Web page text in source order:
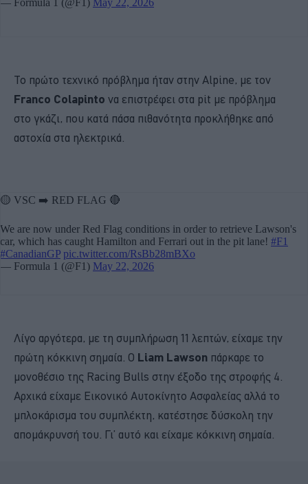
Το πρώτο τεχνικό πρόβλημα ήταν στην Alpine, με τον
Franco Colapinto να επιστρέφει στα pit με πρόβλημα
στο γκάζι, που κατά πάσα πιθανότητα προκλήθηκε από
αστοχία στα ηλεκτρικά.
Λίγο αργότερα, με τη συμπλήρωση 11 λεπτών, είχαμε την
πρώτη κόκκινη σημαία. Ο Liam Lawson πάρκαρε το
μονοθέσιο της Racing Bulls στην έξοδο της στροφής 4.
Αρχικά είχαμε Εικονικό Αυτοκίνητο Ασφαλείας αλλά το
μπλοκάρισμα του συμπλέκτη, κατέστησε δύσκολη την
απομάκρυνσή του. Γι’ αυτό και είχαμε κόκκινη σημαία.